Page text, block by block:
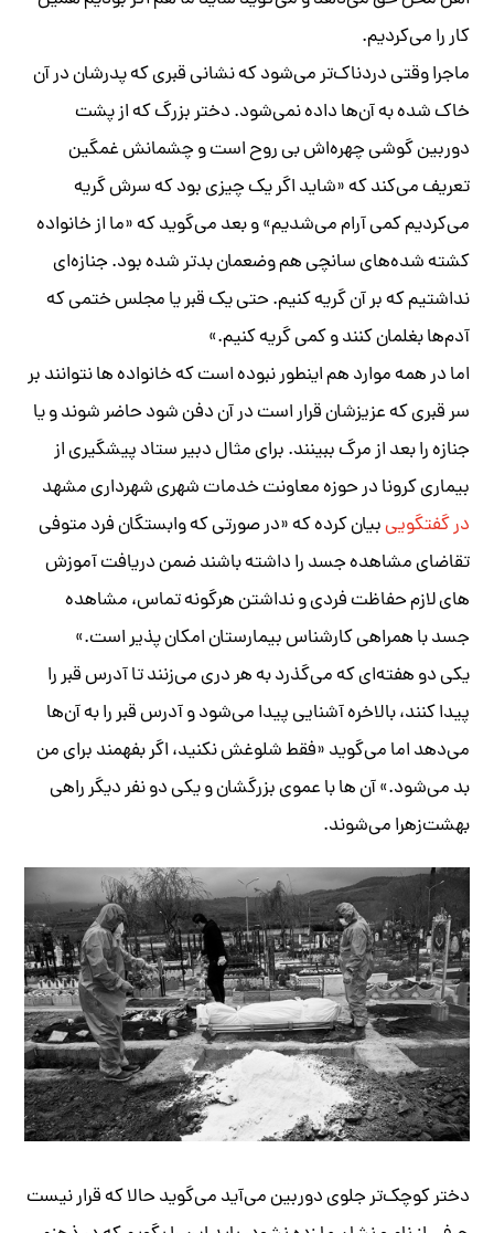
کار را می‌کردیم.
ماجرا وقتی دردناک‌تر می‌شود که نشانی قبری که پدرشان در آن
خاک شده به آن‌ها داده نمی‌شود. دختر بزرگ که از پشت
دوربین گوشی چهره‌اش بی روح است و چشمانش غمگین
تعریف می‌کند که «شاید اگر یک چیزی بود که سرش گریه
می‌کردیم کمی آرام می‌شدیم» و بعد می‌گوید که «ما از خانواده
کشته شده‌های سانچی هم وضعمان بدتر شده بود. جنازه‌ای
نداشتیم که بر آن گریه کنیم. حتی یک قبر یا مجلس ختمی که
آدم‌ها بغلمان کنند و کمی گریه کنیم.»
اما در همه موارد هم اینطور نبوده است که خانواده ها نتوانند بر
سر قبری که عزیزشان قرار است در آن دفن شود حاضر شوند و یا
جنازه را بعد از مرگ ببینند. برای مثال دبیر ستاد پیشگیری از
بیماری کرونا در حوزه معاونت خدمات شهری شهرداری مشهد
در گفتگوییبیان کرده که «در صورتی که وابستگان فرد متوفی
تقاضای مشاهده جسد را داشته‌ باشند ضمن دریافت آموزش
های لازم حفاظت فردی و نداشتن هرگونه تماس، مشاهده
جسد با همراهی کارشناس بیمارستان امکان‌ پذیر است.»
یکی دو هفته‌ای که می‌گذرد به هر دری می‌زنند تا آدرس قبر را
پیدا کنند، بالاخره آشنایی پیدا می‌شود و آدرس قبر را به آن‌ها
می‌دهد اما می‌گوید «فقط شلوغش نکنید، اگر بفهمند برای من
بد می‌شود.» آن ها با عموی بزرگشان و یکی دو نفر دیگر راهی
بهشت‌زهرا می‌شوند.
دختر کوچک‌تر جلوی دوربین می‌آید می‌گوید حالا که قرار نیست